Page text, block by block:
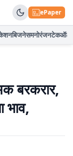
ePaper
बिजनेसमनोरंजनटेकऑटो
बरकरार,
भाव,